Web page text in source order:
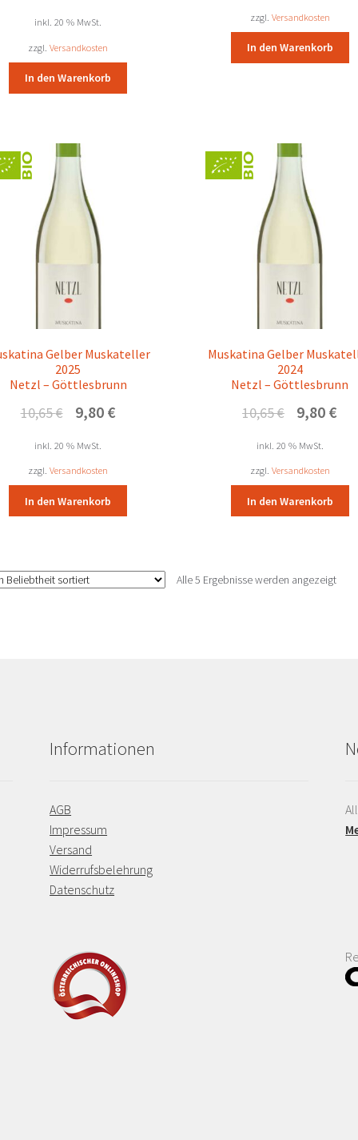
war:
inkl. 20 % MwSt.
zzgl.Versandkosten
In den Warenkorb
zzgl. Versandkosten
In den Warenkorb
Gelber Muskateller
2025
Netzl – Göttlesbrunn
10,65€
Ursprünglicher
Preis
war:
9,80 €Aktueller
inkl. 20 % MwSt.
zzgl.Versandkosten
In den Warenkorb
Muskatina Gelber
2024
Netzl – Göttlesbrunn
10,65€
Ursprünglicher
Preis
war:
9,80 €
inkl. 20 % MwSt.
zzgl. Versandkosten
In den Warenkorb
Alle 5 Ergebnisse werden angezeigtNach
Informationen
AGB
Impressum
Versand
Widerrufsbelehrung
Datenschutz